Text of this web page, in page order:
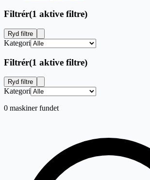
Filtrér(1 aktive filtre)
Ryd filtre
Kategori
Filtrér(1 aktive filtre)
Ryd filtre
Kategori
0 maskiner fundet